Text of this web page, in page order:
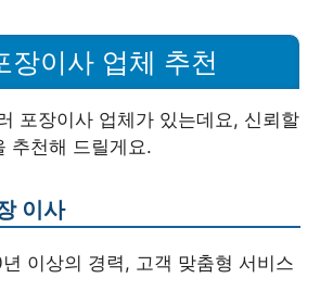
장이사 업체 추천
포장이사 업체가 있는데요, 신뢰할
추천해 드릴게요.
이사
이상의 경력, 고객 맞춤형 서비스